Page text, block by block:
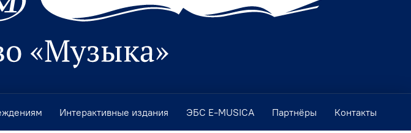
Интерактивные издания ЭБС E-MUSICA Партнёры Контакты